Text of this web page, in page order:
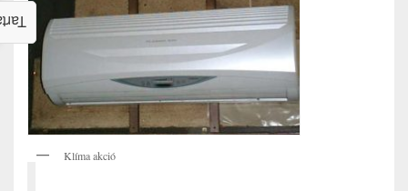
Klíma akció